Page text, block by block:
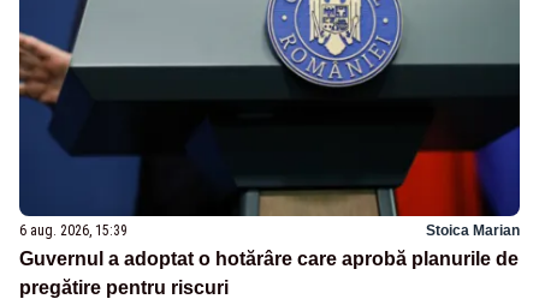
6 aug. 2026, 15:39 Stoica Marian
Guvernul a adoptat o hotărâre care aprobă planurile de
pregătire pentru riscuri